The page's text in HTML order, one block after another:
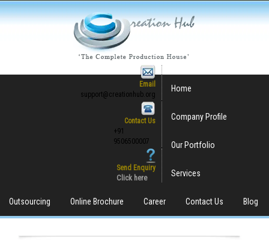
Email
support@creationhub.org
Contact Us
+91
9506500007
Send Enquiry
Click here
Home
Company Profile
Our Portfolio
Services
Outsourcing Online Brochure Career Contact Us Blog